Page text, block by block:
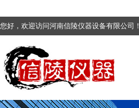
您好，欢迎访问河南信陵仪器设备有限公司！